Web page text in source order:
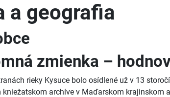
a geografia
zmienka –
rieky Kysuce bolo osídlené už v 13
kniežatskom archíve v Maďarskom krajinskom